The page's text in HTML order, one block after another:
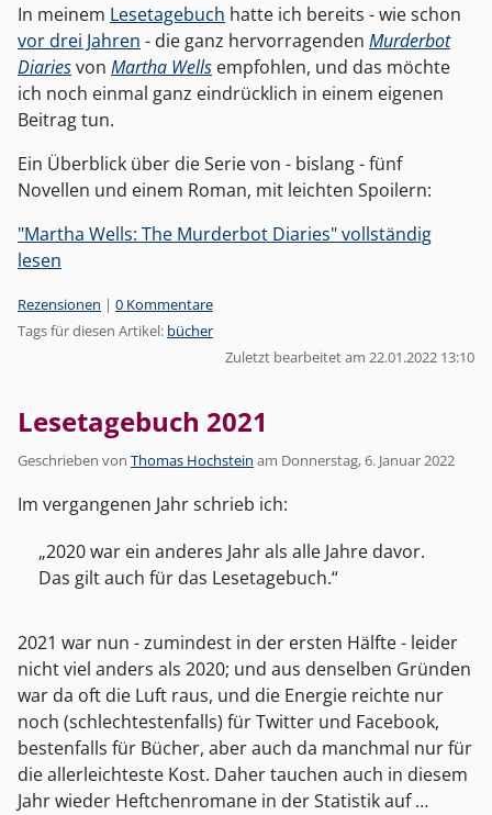
In meinem Lesetagebuch hatte ich bereits - wie schon
vor drei Jahren - die ganz hervorragenden Murderbot
Diariesvon Martha Wells empfohlen, und das möchte
ich noch einmal ganz eindrücklich in einem eigenen
Beitrag tun.
Ein Überblick über die Serie von - bislang - fünf
Novellen und einem Roman, mit leichten Spoilern:
"Martha Wells: The Murderbot Diaries" vollständig
lesen
Kategorien:
Rezensionen | 0 Kommentare
Tags für diesen Artikel: bücher
Zuletzt bearbeitet am 22.01.2022 13:10
Lesetagebuch 2021
Geschrieben von Thomas Hochstein am Donnerstag, 6. Januar 2022
Im vergangenen Jahr schrieb ich:
2020 war ein anderes Jahr als alle Jahre davor.
Das gilt auch für das Lesetagebuch.
2021 war nun - zumindest in der ersten Hälfte - leider
nicht viel anders als 2020; und aus denselben Gründen
war da oft die Luft raus, und die Energie reichte nur
noch (schlechtestenfalls) für Twitter und Facebook,
bestenfalls für Bücher, aber auch da manchmal nur für
die allerleichteste Kost. Daher tauchen auch in diesem
Jahr wieder Heftchenromane in der Statistik auf …